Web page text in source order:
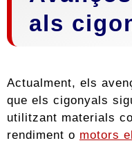
als
Actualment, els
que els cigonyals
utilitzant materials
rendiment o motors